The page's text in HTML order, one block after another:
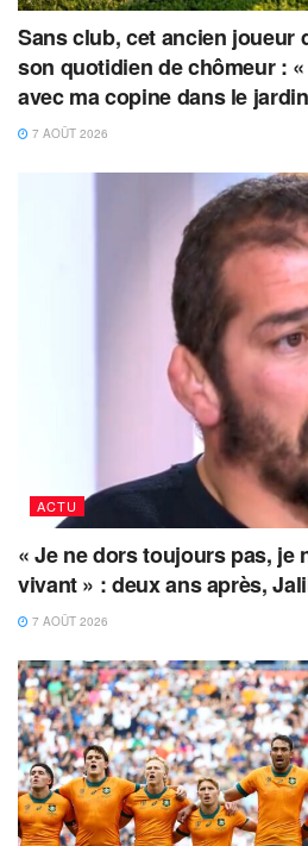
Sans club, cet ancien joueur
son quotidien de chômeur :
avec ma copine dans le
7 AOÛT 2026
ACTU
« Je ne dors toujours pas, je
vivant » : deux ans après,
7 AOÛT 2026